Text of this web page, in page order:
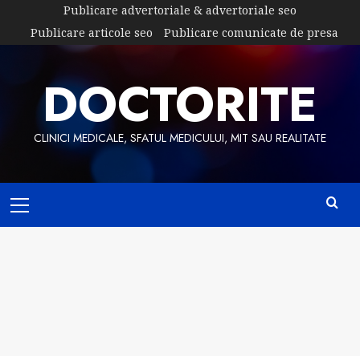
content
Publicare advertoriale & advertoriale seo
Publicare articole seo
Publicare comunicate de presa
DOCTORITE
CLINICI MEDICALE, SFATUL MEDICULUI, MIT SAU REALITATE
Menu